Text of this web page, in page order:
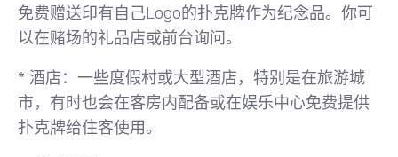
免费赠送印有自己Logo的扑克牌作为纪念品。你可
以在赌场的礼品店或前台询问。
* 酒店：一些度假村或大型酒店，特别是在旅游城
市，有时也会在客房内配备或在娱乐中心免费提供
扑克牌给住客使用。